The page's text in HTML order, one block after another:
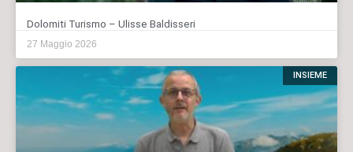
Dolomiti Turismo – Ulisse Baldisseri
27 Maggio 2026
INSIEME